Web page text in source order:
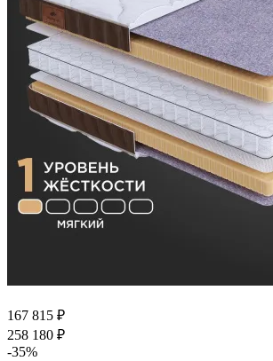
167 815 ₽
258 180 ₽
-35%